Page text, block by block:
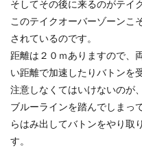
そしてその後に来るのがテイ
このテイクオーバーゾーンこ
されているのです。
距離は２０ｍありますので、
い距離で加速したりバトンを
注意しなくてはいけないのが
ブルーラインを踏んでしまっ
らはみ出してバトンをやり取
す。